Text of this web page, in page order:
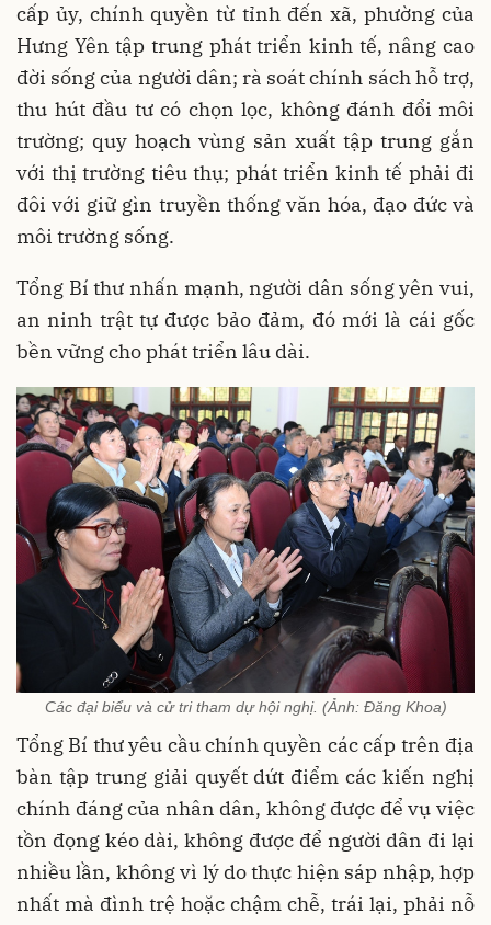
cấp ủy, chính quyền từ tỉnh đến xã, phường của
Hưng Yên tập trung phát triển kinh tế, nâng cao
đời sống của người dân; rà soát chính sách hỗ trợ,
thu hút đầu tư có chọn lọc, không đánh đổi môi
trường; quy hoạch vùng sản xuất tập trung gắn
với thị trường tiêu thụ; phát triển kinh tế phải đi
đôi với giữ gìn truyền thống văn hóa, đạo đức và
môi trường sống.
Tổng Bí thư nhấn mạnh, người dân sống yên vui,
an ninh trật tự được bảo đảm, đó mới là cái gốc
bền vững cho phát triển lâu dài.
Các đại biểu và cử tri tham dự hội nghị. (Ảnh: Đăng Khoa)
Tổng Bí thư yêu cầu chính quyền các cấp trên địa
bàn tập trung giải quyết dứt điểm các kiến nghị
chính đáng của nhân dân, không được để vụ việc
tồn đọng kéo dài, không được để người dân đi lại
nhiều lần, không vì lý do thực hiện sáp nhập, hợp
nhất mà đình trệ hoặc chậm chễ, trái lại, phải nỗ